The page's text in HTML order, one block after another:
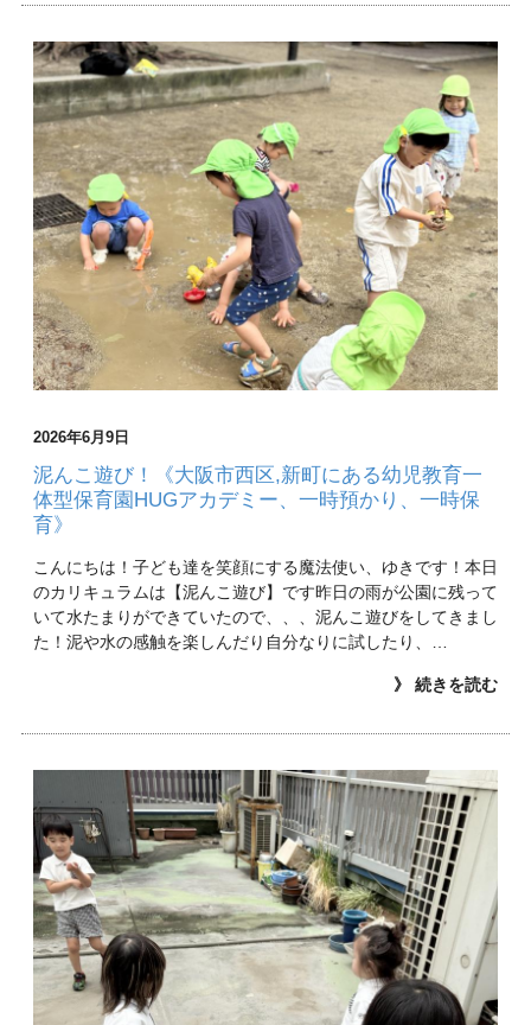
2026年6月9日
泥んこ遊び！《大阪市西区,新町にある幼児教育一
体型保育園HUGアカデミー、一時預かり、一時保
育》
こんにちは！子ども達を笑顔にする魔法使い、ゆきです！本日
のカリキュラムは【泥んこ遊び】です昨日の雨が公園に残って
いて水たまりができていたので、、、泥んこ遊びをしてきまし
た！泥や水の感触を楽しんだり自分なりに試したり、…
》 続きを読む